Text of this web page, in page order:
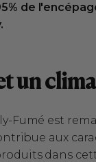
de
un
Fumé est
aux
dans